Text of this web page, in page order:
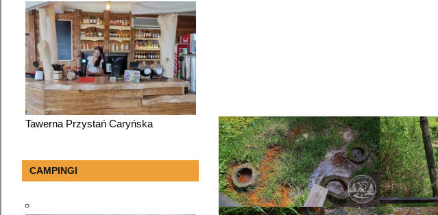
Tawerna Przystań Caryńska
CAMPINGI